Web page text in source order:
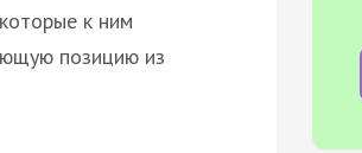
к ним
позицию из